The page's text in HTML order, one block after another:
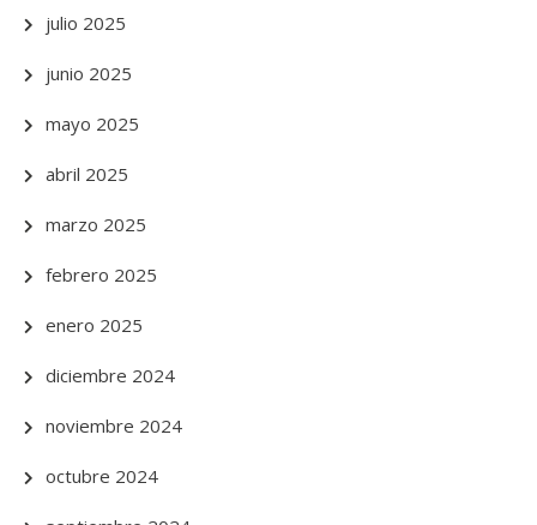
julio 2025
junio 2025
mayo 2025
abril 2025
marzo 2025
febrero 2025
enero 2025
diciembre 2024
noviembre 2024
octubre 2024